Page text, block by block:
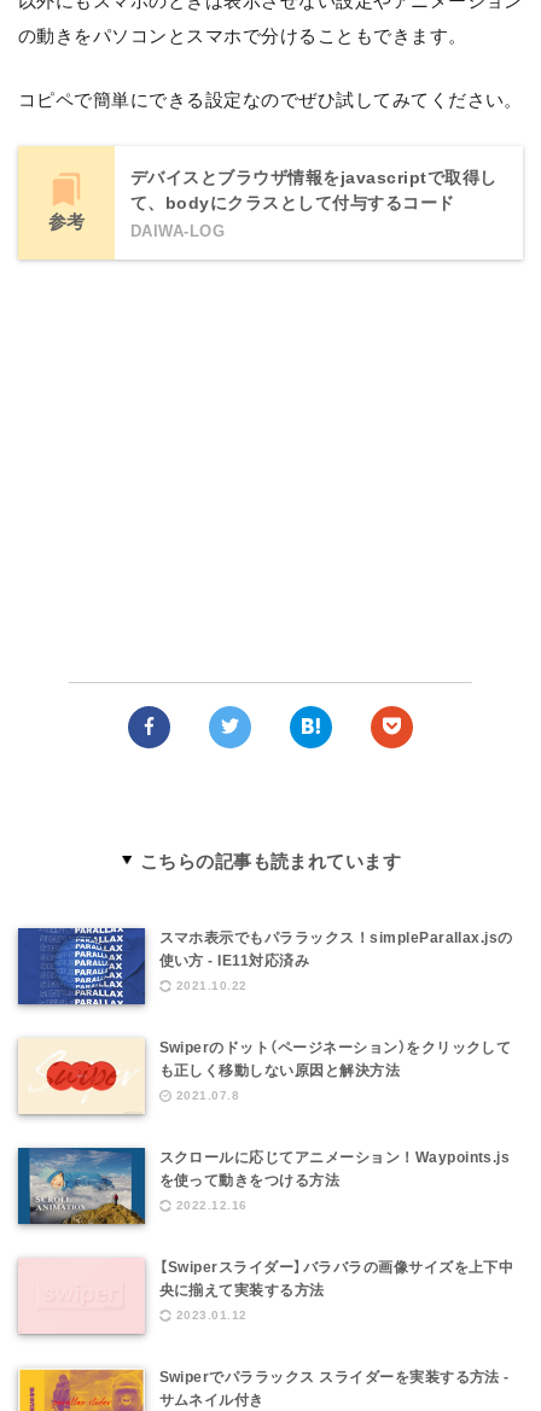
の動きをパソコンとスマホで分けることもできます。
コピペで簡単にできる設定なのでぜひ試してみてください。
参考
デバイスとブラウザ情報をjavascriptで取得し
て、bodyにクラスとして付与するコード
DAIWA-LOG
こちらの記事も読まれています
スマホ表示でもパララックス！simpleParallax.jsの
使い方 - IE11対応済み
2021.10.22
Swiperのドット（ページネーション）をクリックして
も正しく移動しない原因と解決方法
2021.07.8
スクロールに応じてアニメーション！Waypoints.js
を使って動きをつける方法
2022.12.16
【Swiperスライダー】バラバラの画像サイズを上下中
央に揃えて実装する方法
2023.01.12
Swiperでパララックス スライダーを実装する方法 -
サムネイル付き